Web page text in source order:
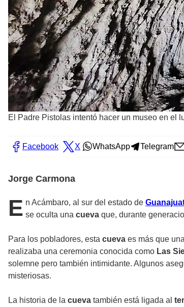
El Padre Pistolas intentó hacer un museo en el
Facebook X WhatsApp Telegram
Jorge Carmona
E n Acámbaro, al sur del estado de
se oculta una cueva que, durante
Para los pobladores, esta cueva es más que
realizaba una ceremonia conocida como Las
solemne pero también intimidante. Algunos
misteriosas.
La historia de la cueva también está ligada al